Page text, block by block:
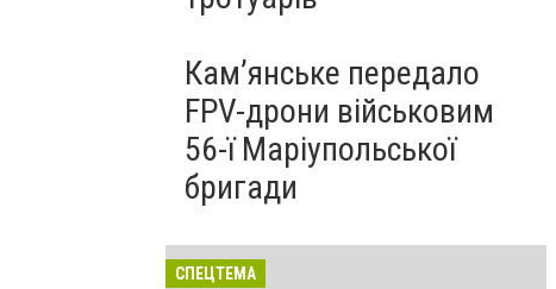
Кам’янське передало
FPV-дрони військовим
56-ї Маріупольської
бригади
СПЕЦТЕМА